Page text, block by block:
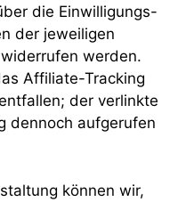
die Einwilligungs-
der jeweiligen
werden.
Affiliate-Tracking
der verlinkte
dennoch aufgerufen
können wir,